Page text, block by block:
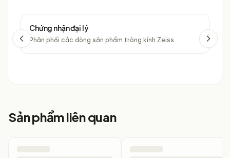
Chứng nhận đại lý
Phân phối các dòng sản phẩm tròng kính Zeiss
Sản phẩm liên quan